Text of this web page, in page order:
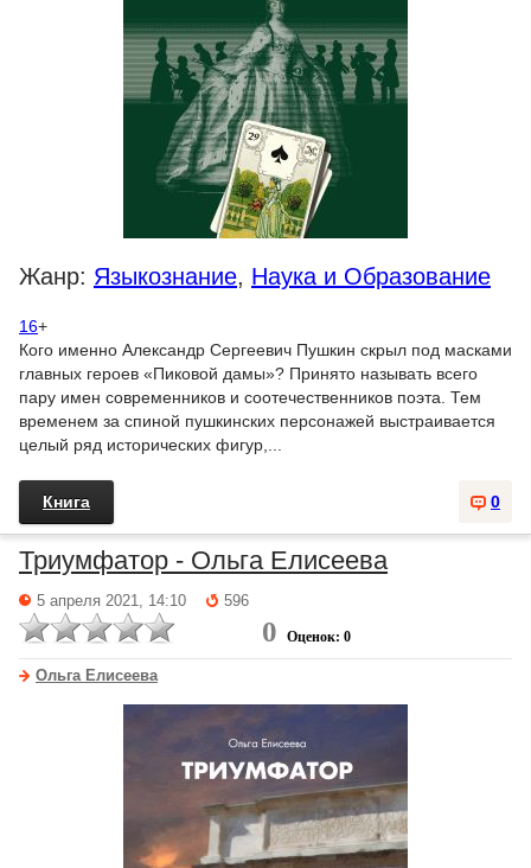
Жанр: Языкознание, Наука и Образование
16+
Кого именно Александр Сергеевич Пушкин скрыл под масками
главных героев «Пиковой дамы»? Принято называть всего
пару имен современников и соотечественников поэта. Тем
временем за спиной пушкинских персонажей выстраивается
целый ряд исторических фигур,...
0
Книга
Триумфатор - Ольга Елисеева
5 апреля 2021, 14:10 596
0 Оценок: 0
Ольга Елисеева